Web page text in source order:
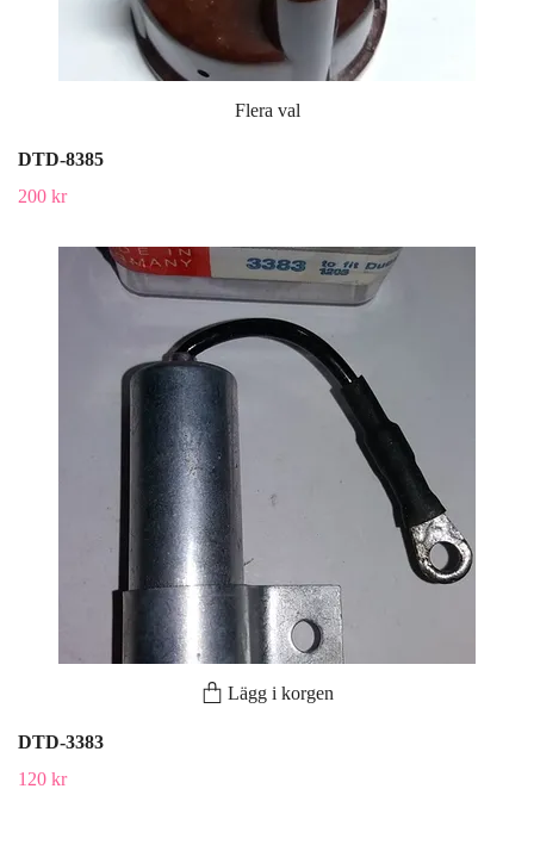
Flera val
DTD-8385
200 kr
Lägg i korgen
DTD-3383
120 kr